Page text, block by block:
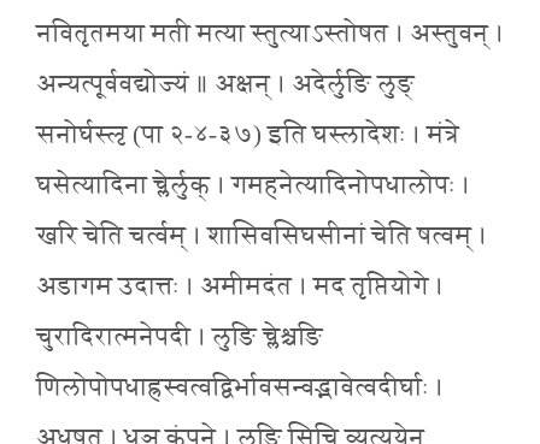
नवितृतमया मती मत्या स्तुत्याऽस्तोषत । अस्तुवन् ।
अन्यत्पूर्ववद्योज्यं ॥ अक्षन् । अदेर्लुङि लुङ्
सनोर्घस्लृ (पा २-४-३७) इति घस्लादेशः । मंत्रे
घसेत्यादिना च्लेर्लुक् । गमहनेत्यादिनोपधालोपः ।
खरि चेति चर्त्वम् । शासिवसिघसीनां चेति षत्वम् ।
अडागम उदात्तः । अमीमदंत । मद तृप्तियोगे ।
चुरादिरात्मनेपदी । लुङि च्लेश्चङि
णिलोपोपधाह्रस्वत्वद्विर्भावसन्वद्भावेत्वदीर्घाः ।
अधूषत । धूञ् कंपने । लुङि सिचि व्यत्ययेन